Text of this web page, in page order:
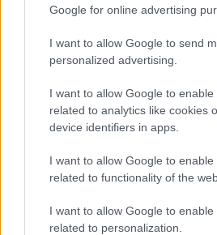
Google for online advertising
I want to allow Google to send
personalized advertising.
I want to allow Google to enable
related to analytics like cookies
device identifiers in apps.
I want to allow Google to enable
related to functionality of the
I want to allow Google to enable
related to personalization.
Erkel, a király
• 2014. október 07.
Nem sokkal azelőtt, hogy a 130
tűzijáték fénye világította volna
fontos esemény. A jó nevű
elsősorban ritkaságok…